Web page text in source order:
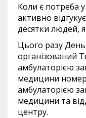
Коли є потреба
активно
десятки людей,
Цього разу
організований
амбулаторією
медицини
амбулаторією
медицини та
центру.